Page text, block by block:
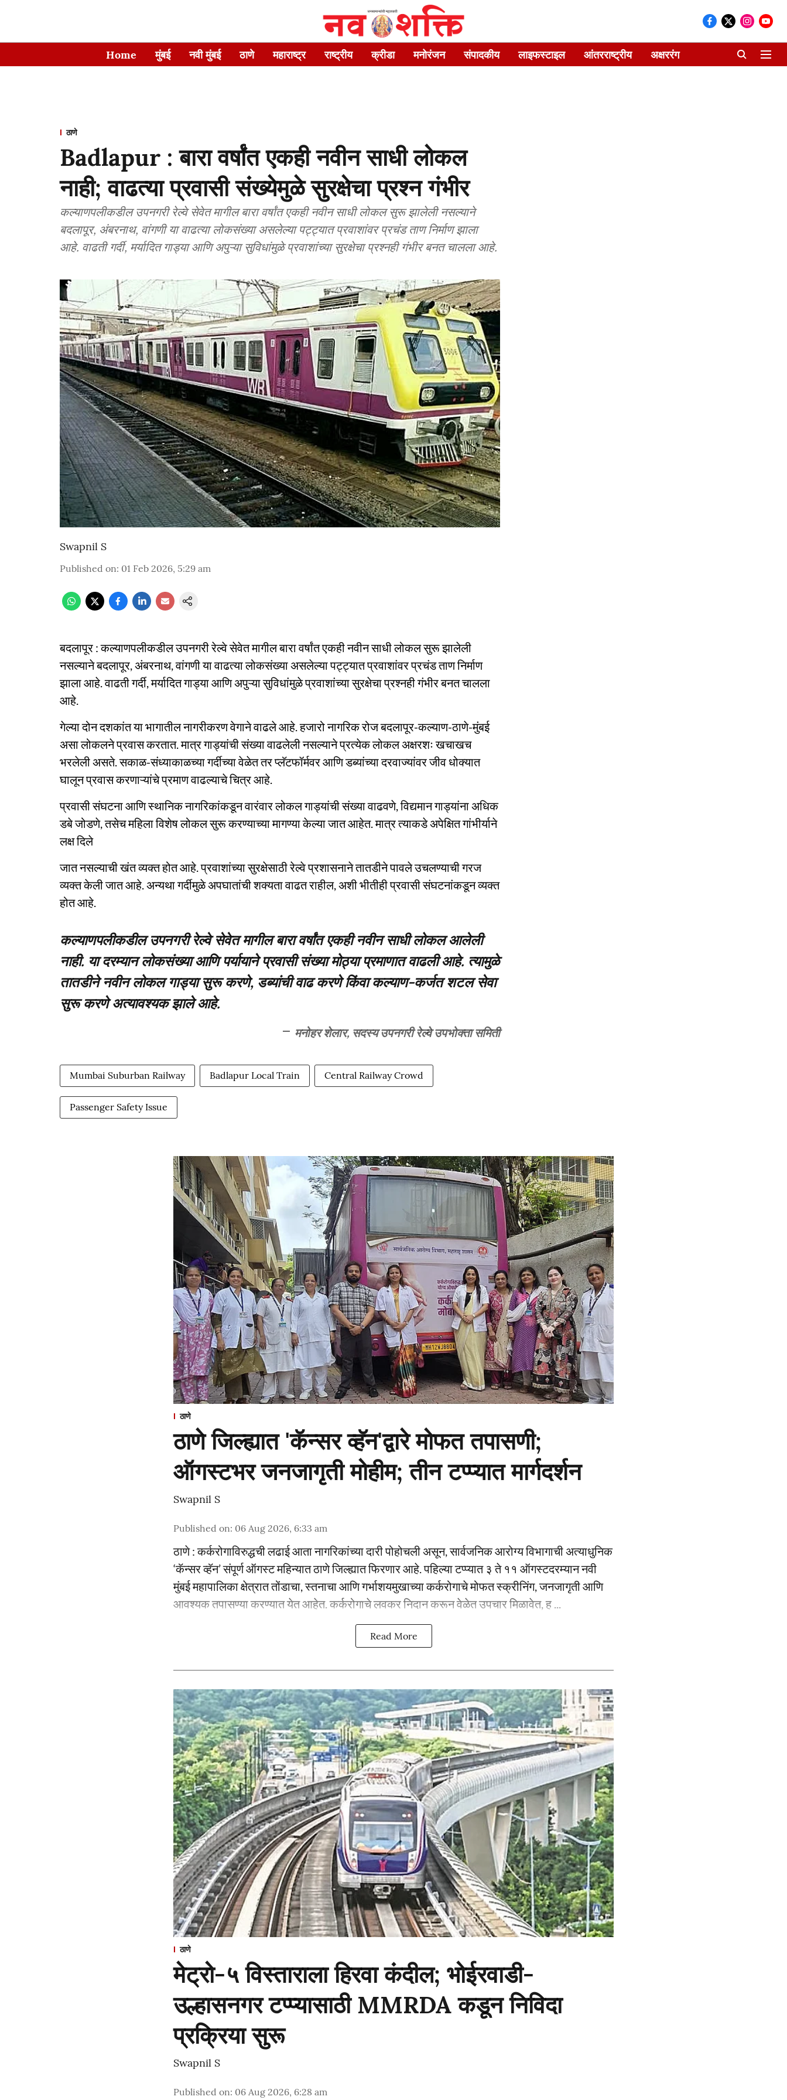
Home मुंबई नवी मुंबई ठाणे महाराष्ट्र राष्ट्रीय क्रीडा मनोरंजन संपादकीय लाइफस्टाइल आंतरराष्ट्रीय अक्षररंग
ठाणे
Badlapur : बारा वर्षांत एकही नवीन साधी लोकल
नाही; वाढत्या प्रवासी संख्येमुळे सुरक्षेचा प्रश्न गंभीर
कल्याणपलीकडील उपनगरी रेल्वे सेवेत मागील बारा वर्षांत एकही नवीन साधी लोकल सुरू झालेली नसल्याने
बदलापूर, अंबरनाथ, वांगणी या वाढत्या लोकसंख्या असलेल्या पट्ट्यात प्रवाशांवर प्रचंड ताण निर्माण झाला
आहे. वाढती गर्दी, मर्यादित गाड्या आणि अपुऱ्या सुविधांमुळे प्रवाशांच्या सुरक्षेचा प्रश्नही गंभीर बनत चालला आहे.
Swapnil S
Published on: 01 Feb 2026, 5:29 am
बदलापूर : कल्याणपलीकडील उपनगरी रेल्वे सेवेत मागील बारा वर्षांत एकही नवीन साधी लोकल सुरू झालेली
नसल्याने बदलापूर, अंबरनाथ, वांगणी या वाढत्या लोकसंख्या असलेल्या पट्ट्यात प्रवाशांवर प्रचंड ताण निर्माण
झाला आहे. वाढती गर्दी, मर्यादित गाड्या आणि अपुऱ्या सुविधांमुळे प्रवाशांच्या सुरक्षेचा प्रश्नही गंभीर बनत चालला
आहे.
गेल्या दोन दशकांत या भागातील नागरीकरण वेगाने वाढले आहे. हजारो नागरिक रोज बदलापूर-कल्याण-ठाणे-मुंबई
असा लोकलने प्रवास करतात. मात्र गाड्यांची संख्या वाढलेली नसल्याने प्रत्येक लोकल अक्षरशः खचाखच
भरलेली असते. सकाळ-संध्याकाळच्या गर्दीच्या वेळेत तर प्लॅटफॉर्मवर आणि डब्यांच्या दरवाज्यांवर जीव धोक्यात
घालून प्रवास करणाऱ्यांचे प्रमाण वाढल्याचे चित्र आहे.
प्रवासी संघटना आणि स्थानिक नागरिकांकडून वारंवार लोकल गाड्यांची संख्या वाढवणे, विद्यमान गाड्यांना अधिक
डबे जोडणे, तसेच महिला विशेष लोकल सुरू करण्याच्या मागण्या केल्या जात आहेत. मात्र त्याकडे अपेक्षित गांभीर्याने
लक्ष दिले
जात नसल्याची खंत व्यक्त होत आहे. प्रवाशांच्या सुरक्षेसाठी रेल्वे प्रशासनाने तातडीने पावले उचलण्याची गरज
व्यक्त केली जात आहे. अन्यथा गर्दीमुळे अपघातांची शक्यता वाढत राहील, अशी भीतीही प्रवासी संघटनांकडून व्यक्त
होत आहे.
कल्याणपलीकडील उपनगरी रेल्वे सेवेत मागील बारा वर्षांत एकही नवीन साधी लोकल आलेली
नाही. या दरम्यान लोकसंख्या आणि पर्यायाने प्रवासी संख्या मोठ्या प्रमाणात वाढली आहे. त्यामुळे
तातडीने नवीन लोकल गाड्या सुरू करणे, डब्यांची वाढ करणे किंवा कल्याण-कर्जत शटल सेवा
सुरू करणे अत्यावश्यक झाले आहे.
मनोहर शेलार, सदस्य उपनगरी रेल्वे उपभोक्ता समिती
Mumbai Suburban Railway Badlapur Local Train Central Railway Crowd
Passenger Safety Issue
ठाणे
ठाणे जिल्ह्यात 'कॅन्सर व्हॅन'द्वारे मोफत तपासणी;
ऑगस्टभर जनजागृती मोहीम; तीन टप्प्यात मार्गदर्शन
Swapnil S
Published on: 06 Aug 2026, 6:33 am
ठाणे : कर्करोगाविरुद्धची लढाई आता नागरिकांच्या दारी पोहोचली असून, सार्वजनिक आरोग्य विभागाची अत्याधुनिक
‘कॅन्सर व्हॅन’ संपूर्ण ऑगस्ट महिन्यात ठाणे जिल्ह्यात फिरणार आहे. पहिल्या टप्प्यात ३ ते ११ ऑगस्टदरम्यान नवी
मुंबई महापालिका क्षेत्रात तोंडाचा, स्तनाचा आणि गर्भाशयमुखाच्या कर्करोगाचे मोफत स्क्रीनिंग, जनजागृती आणि
आवश्यक तपासण्या करण्यात येत आहेत. कर्करोगाचे लवकर निदान करून वेळेत उपचार मिळावेत, ह ...
Read More
ठाणे
मेट्रो-५ विस्ताराला हिरवा कंदील; भोईरवाडी-
उल्हासनगर टप्प्यासाठी MMRDA कडून निविदा
प्रक्रिया सुरू
Swapnil S
Published on: 06 Aug 2026, 6:28 am